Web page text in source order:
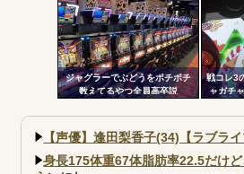
ルいレベル」「バレットサーク
ルは唯一無二」
円
ジャグラーでぶどうをポチポチ
数えてるやつ全員高卒説
戦コレ3
ャガチ
【声優】逢田梨香子(34)【ラブラ
身長175体重67体脂肪率22.5だけ